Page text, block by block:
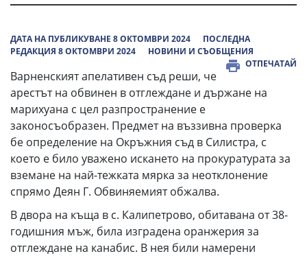
ДАТА НА ПУБЛИКУВАНЕ 8 ОКТОМВРИ 2024
ПОСЛЕДНА
РЕДАКЦИЯ 8 ОКТОМВРИ 2024
НОВИНИ И СЪОБЩЕНИЯ
ОТПЕЧАТАЙ
Варненският апелативен съд реши, че
арестът на обвинен в отглеждане и държане на
марихуана с цел разпространение е
законосъобразен. Предмет на въззивна проверка
бе определение на Окръжния съд в Силистра, с
което е било уважено искането на прокуратурата за
вземане на най-тежката мярка за неотклонение
спрямо Деян Г. Обвиняемият обжалва.
В двора на къща в с. Калипетрово, обитавана от 38-
годишния мъж, била изградена оранжерия за
отглеждане на канабис. В нея били намерени